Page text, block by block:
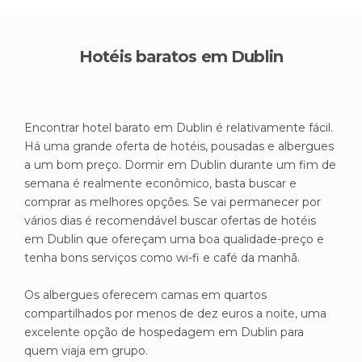
Hotéis baratos em Dublin
Encontrar hotel barato em Dublin é relativamente fácil.
Há uma grande oferta de hotéis, pousadas e albergues
a um bom preço. Dormir em Dublin durante um fim de
semana é realmente econômico, basta buscar e
comprar as melhores opções. Se vai permanecer por
vários dias é recomendável buscar ofertas de hotéis
em Dublin que ofereçam uma boa qualidade-preço e
tenha bons serviços como wi-fi e café da manhã.
Os albergues oferecem camas em quartos
compartilhados por menos de dez euros a noite, uma
excelente opção de hospedagem em Dublin para
quem viaja em grupo.